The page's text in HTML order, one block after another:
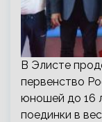
В Элисте
первенство
юношей до 16
поединки в